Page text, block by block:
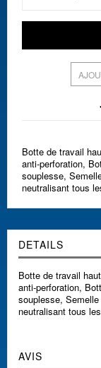
Botte de travail
anti-perforation,
souplesse,
neutralisant tous
DETAILS
Botte de travail
anti-perforation,
souplesse,
neutralisant tous
AVIS